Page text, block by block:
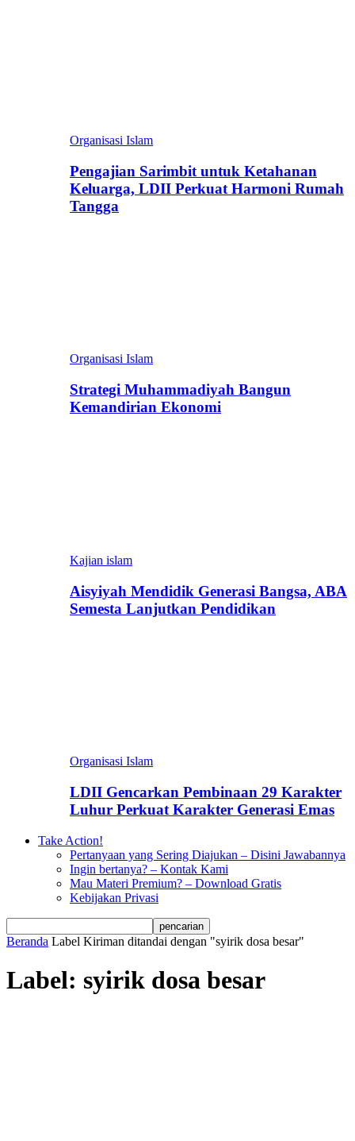
Organisasi Islam
Pengajian Sarimbit untuk Ketahanan
Keluarga, LDII Perkuat Harmoni Rumah
Tangga
Organisasi Islam
Strategi Muhammadiyah Bangun
Kemandirian Ekonomi
Kajian islam
Aisyiyah Mendidik Generasi Bangsa, ABA
Semesta Lanjutkan Pendidikan
Organisasi Islam
LDII Gencarkan Pembinaan 29 Karakter
Luhur Perkuat Karakter Generasi Emas
Take Action!
Pertanyaan yang Sering Diajukan – Disini Jawabannya
Ingin bertanya? – Kontak Kami
Mau Materi Premium? – Download Gratis
Kebijakan Privasi
Beranda Label Kiriman ditandai dengan "syirik dosa besar"
Label: syirik dosa besar